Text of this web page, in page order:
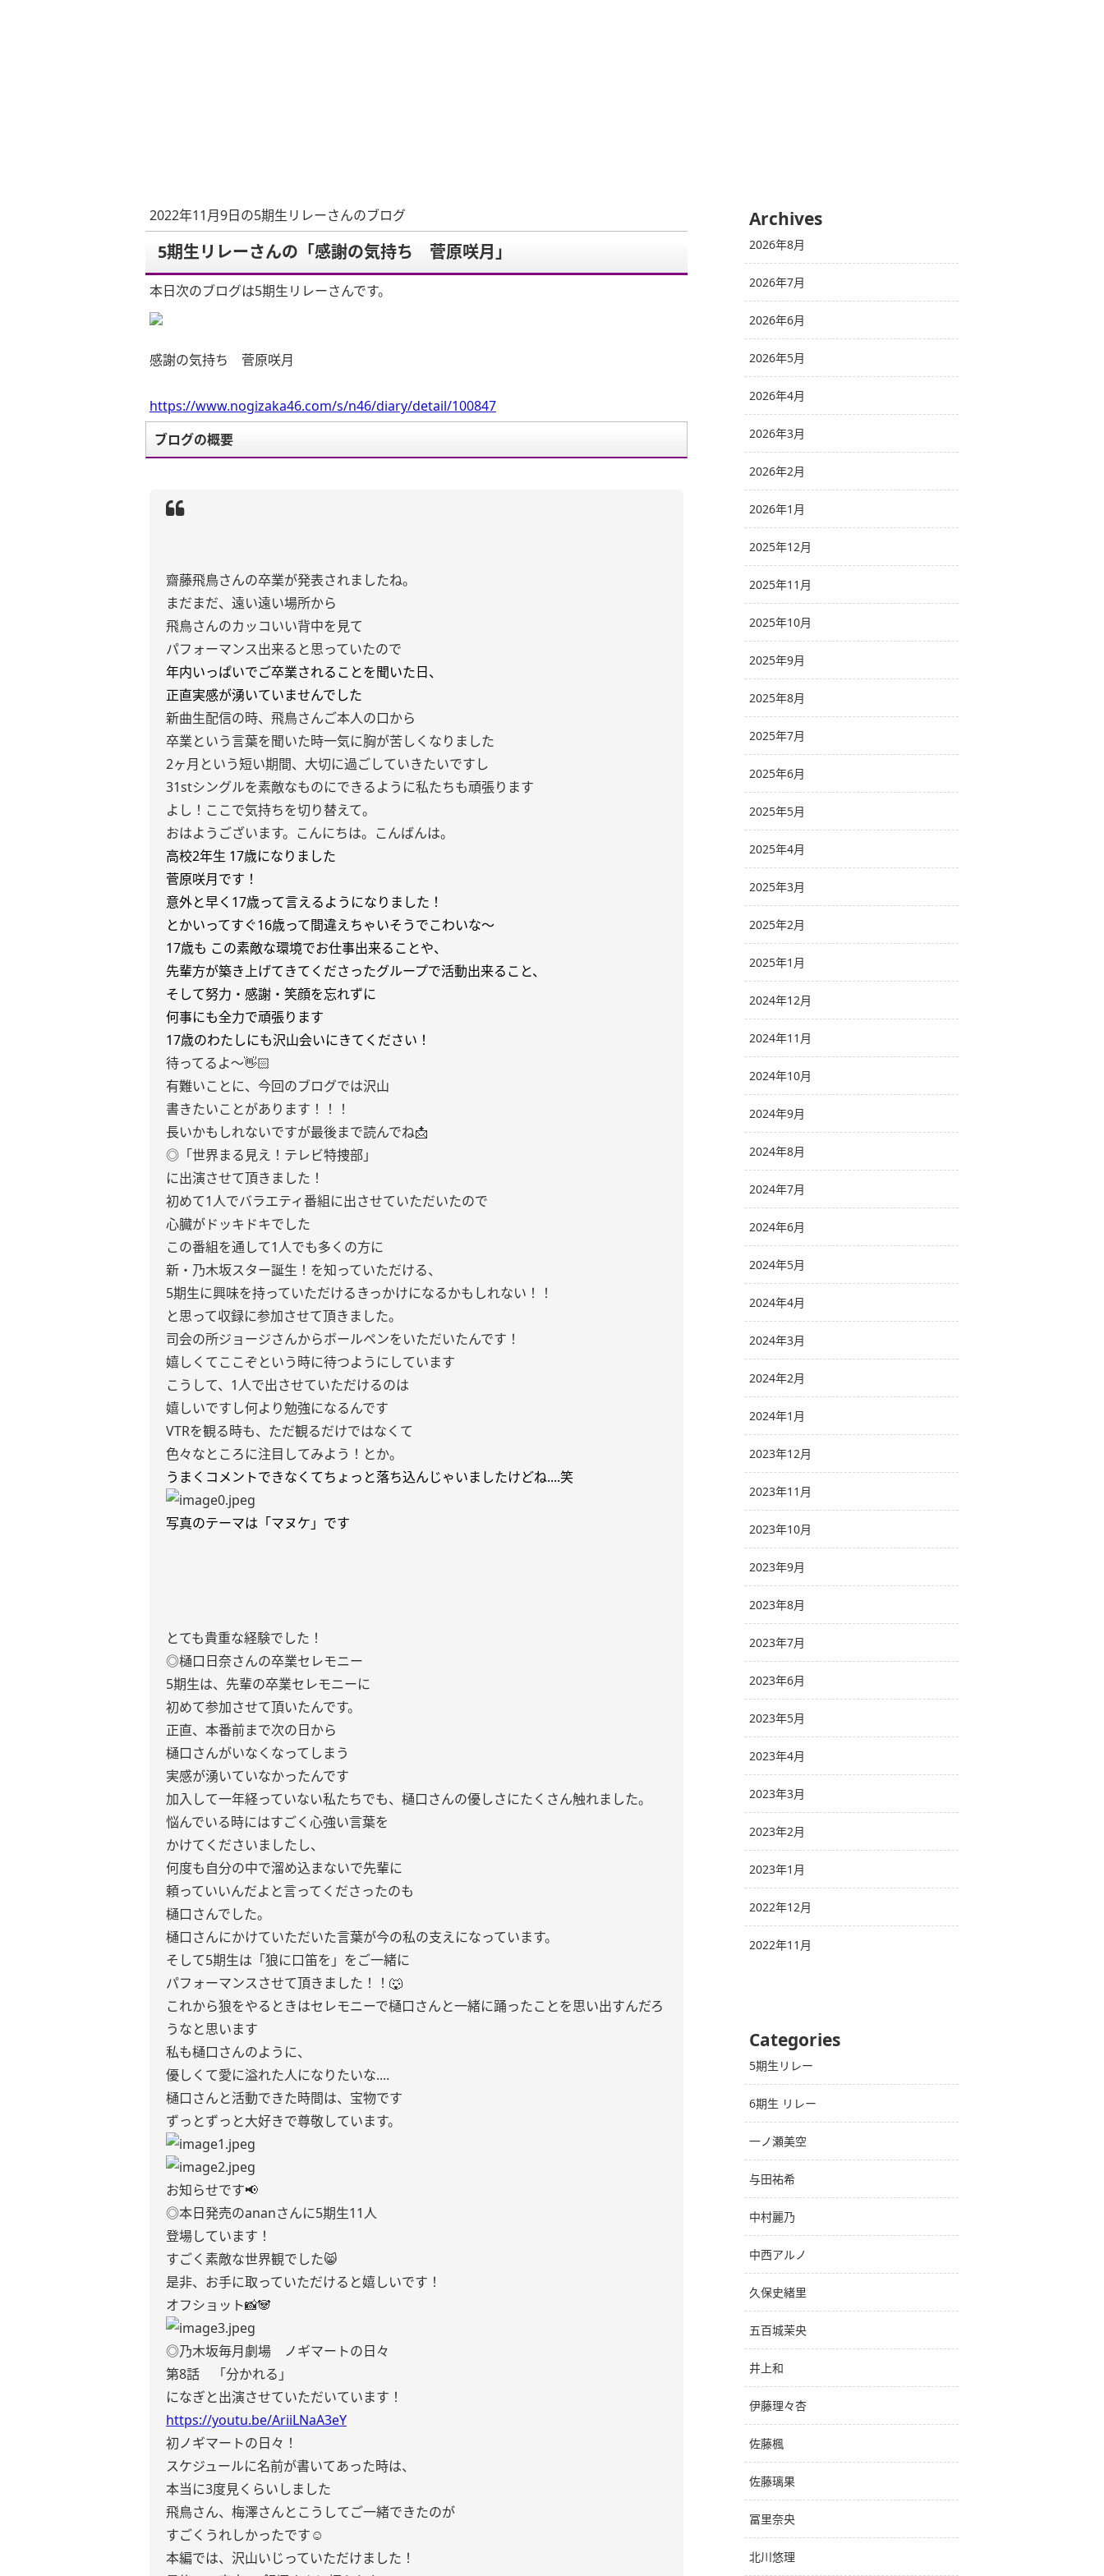
2022年11月9日の5期生リレーさんのブログ
5期生リレーさんの「感謝の気持ち 菅原咲月」
本日次のブログは5期生リレーさんです。
感謝の気持ち 菅原咲月
https://www.nogizaka46.com/s/n46/diary/detail/100847
ブログの概要
齋藤飛鳥さんの卒業が発表されましたね。
まだまだ、遠い遠い場所から
飛鳥さんのカッコいい背中を見て
パフォーマンス出来ると思っていたので
年内いっぱいでご卒業されることを聞いた日、
正直実感が湧いていませんでした
新曲生配信の時、飛鳥さんご本人の口から
卒業という言葉を聞いた時一気に胸が苦しくなりました
2ヶ月という短い期間、大切に過ごしていきたいですし
31stシングルを素敵なものにできるように私たちも頑張ります
よし！ここで気持ちを切り替えて。
おはようございます。こんにちは。こんばんは。
高校2年生 17歳になりました
菅原咲月です！
意外と早く17歳って言えるようになりました！
とかいってすぐ16歳って間違えちゃいそうでこわいな〜
17歳も この素敵な環境でお仕事出来ることや、
先輩方が築き上げてきてくださったグループで活動出来ること、
そして努力・感謝・笑顔を忘れずに
何事にも全力で頑張ります
17歳のわたしにも沢山会いにきてください！
待ってるよ〜👋🏻
有難いことに、今回のブログでは沢山
書きたいことがあります！！！
長いかもしれないですが最後まで読んでね📩
◎「世界まる見え！テレビ特捜部」
に出演させて頂きました！
初めて1人でバラエティ番組に出させていただいたので
心臓がドッキドキでした
この番組を通して1人でも多くの方に
新・乃木坂スター誕生！を知っていただける、
5期生に興味を持っていただけるきっかけになるかもしれない！！
と思って収録に参加させて頂きました。
司会の所ジョージさんからボールペンをいただいたんです！
嬉しくてここぞという時に待つようにしています
こうして、1人で出させていただけるのは
嬉しいですし何より勉強になるんです
VTRを観る時も、ただ観るだけではなくて
色々なところに注目してみよう！とか。
うまくコメントできなくてちょっと落ち込んじゃいましたけどね....笑
写真のテーマは「マヌケ」です
とても貴重な経験でした！
◎樋口日奈さんの卒業セレモニー
5期生は、先輩の卒業セレモニーに
初めて参加させて頂いたんです。
正直、本番前まで次の日から
樋口さんがいなくなってしまう
実感が湧いていなかったんです
加入して一年経っていない私たちでも、樋口さんの優しさにたくさん触れました。
悩んでいる時にはすごく心強い言葉を
かけてくださいましたし、
何度も自分の中で溜め込まないで先輩に
頼っていいんだよと言ってくださったのも
樋口さんでした。
樋口さんにかけていただいた言葉が今の私の支えになっています。
そして5期生は「狼に口笛を」をご一緒に
パフォーマンスさせて頂きました！！🐺
これから狼をやるときはセレモニーで樋口さんと一緒に踊ったことを思い出すんだろ
うなと思います
私も樋口さんのように、
優しくて愛に溢れた人になりたいな....
樋口さんと活動できた時間は、宝物です
ずっとずっと大好きで尊敬しています。
お知らせです📢
◎本日発売のananさんに5期生11人
登場しています！
すごく素敵な世界観でした😸
是非、お手に取っていただけると嬉しいです！
オフショット📸🐼
◎乃木坂毎月劇場 ノギマートの日々
第8話 「分かれる」
になぎと出演させていただいています！
https://youtu.be/AriiLNaA3eY
初ノギマートの日々！
スケジュールに名前が書いてあった時は、
本当に3度見くらいしました
飛鳥さん、梅澤さんとこうしてご一緒できたのが
すごくうれしかったです☺︎
本編では、沢山いじっていただけました！
Archives
2026年8月
2026年7月
2026年6月
2026年5月
2026年4月
2026年3月
2026年2月
2026年1月
2025年12月
2025年11月
2025年10月
2025年9月
2025年8月
2025年7月
2025年6月
2025年5月
2025年4月
2025年3月
2025年2月
2025年1月
2024年12月
2024年11月
2024年10月
2024年9月
2024年8月
2024年7月
2024年6月
2024年5月
2024年4月
2024年3月
2024年2月
2024年1月
2023年12月
2023年11月
2023年10月
2023年9月
2023年8月
2023年7月
2023年6月
2023年5月
2023年4月
2023年3月
2023年2月
2023年1月
2022年12月
2022年11月
Categories
5期生リレー
6期生 リレー
一ノ瀬美空
与田祐希
中村麗乃
中西アルノ
久保史緒里
五百城茉央
井上和
伊藤理々杏
佐藤楓
佐藤璃果
冨里奈央
北川悠理